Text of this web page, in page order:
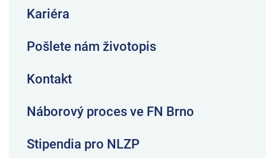
Kariéra
Pošlete nám životopis
Kontakt
Náborový proces ve FN Brno
Stipendia pro NLZP